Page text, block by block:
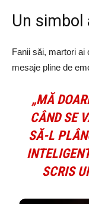
Un simbol
Fanii săi, martori ai
mesaje pline de
„MĂ
CÂND SE
SĂ-L
SCRIS